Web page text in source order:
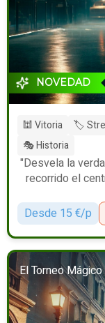
NOVEDAD
🕍 Vitoria 🏷️
🎭 Historia
"Desvela la
recorrido el
Desde 15 €/p
El Torneo